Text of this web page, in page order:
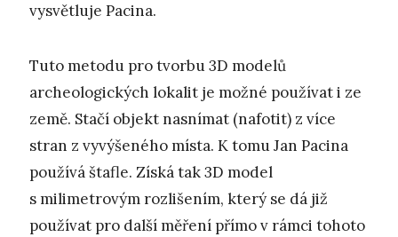
vysvětluje Pacina.
Tuto metodu pro tvorbu 3D modelů
archeologických lokalit je možné používat i ze
země. Stačí objekt nasnímat (nafotit) z více
stran z vyvýšeného místa. K tomu Jan Pacina
používá štafle. Získá tak 3D model
s milimetrovým rozlišením, který se dá již
používat pro další měření přímo v rámci tohoto